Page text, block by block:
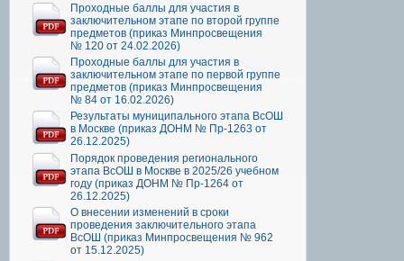
Проходные баллы для участия в
заключительном этапе по второй группе
предметов (приказ Минпросвещения
№ 120 от 24.02.2026)
Проходные баллы для участия в
заключительном этапе по первой группе
предметов (приказ Минпросвещения
№ 84 от 16.02.2026)
Результаты муниципального этапа ВсОШ
в Москве (приказ ДОНМ № Пр-1263 от
26.12.2025)
Порядок проведения регионального
этапа ВсОШ в Москве в 2025/26 учебном
году (приказ ДОНМ № Пр-1264 от
26.12.2025)
О внесении изменений в сроки
проведения заключительного этапа
ВсОШ (приказ Минпросвещения № 962
от 15.12.2025)